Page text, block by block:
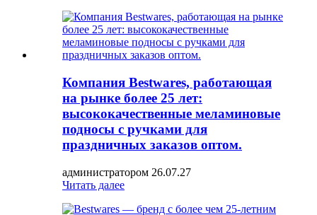
Компания Bestwares, работающая
на рынке более 25 лет:
высококачественные меламиновые
подносы с ручками для
праздничных заказов оптом.
администратором 26.07.27
Читать далее